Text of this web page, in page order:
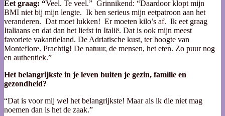
Eet graag: “Veel. Te veel.” Grinnikend: “Daardoor klopt mijn
BMI niet bij mijn lengte. Ik ben serieus mijn eetpatroon aan het
veranderen. Dat moet lukken! Er moeten kilo’s af. Ik eet graag
Italiaans en dat dan het liefst in Italië. Dat is ook mijn meest
favoriete vakantieland. De Adriatische kust, ter hoogte van
Montefiore. Prachtig! De natuur, de mensen, het eten. Zo puur nog
en authentiek.”
Het belangrijkste in je leven buiten je gezin, familie en
gezondheid?
“Dat is voor mij wel het belangrijkste! Maar als ik die niet mag
noemen dan is het de zaak.”